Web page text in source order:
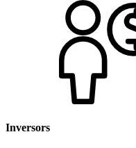
Inversors